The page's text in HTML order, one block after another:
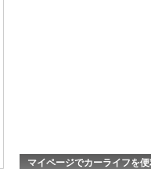
マイページでカーライフを便